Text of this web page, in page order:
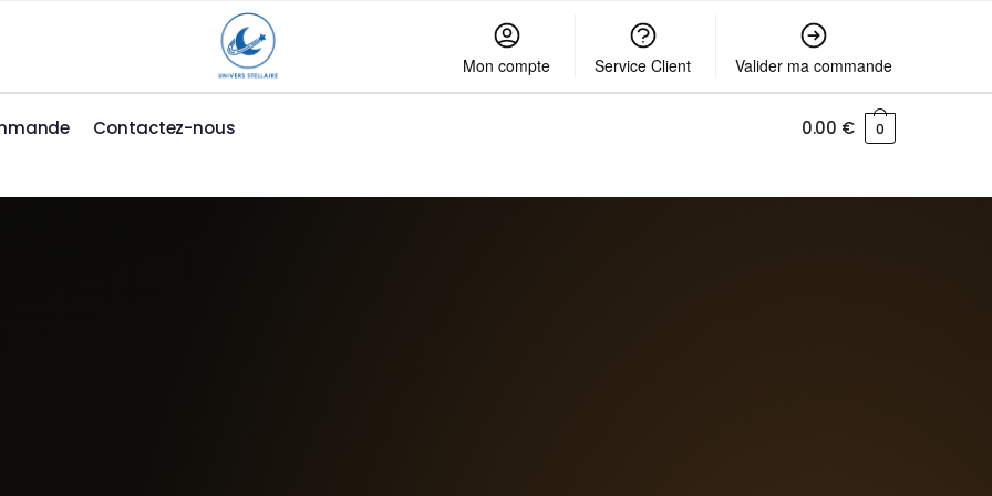
Mon compte Service Client Valider ma commande
Contactez-nous 0.00 € 0